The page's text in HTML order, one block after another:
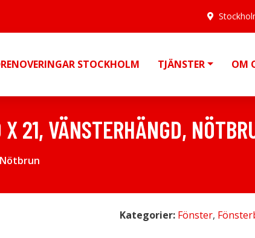
STOCKHOLM TJÄNSTER OM
21, VÄNSTERHÄNGD,
Kategorier: Fönster,